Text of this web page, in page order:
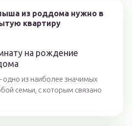
на рождение
одно из наиболее значимых
семьи, с которым связано